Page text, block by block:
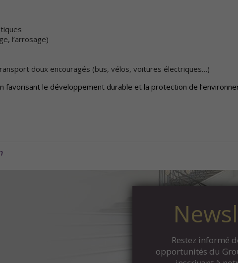
l’arrosage)
doux encouragés (bus, vélos, voitures électriques…)
le développement durable et la protection de
Restez informé
opportunités du